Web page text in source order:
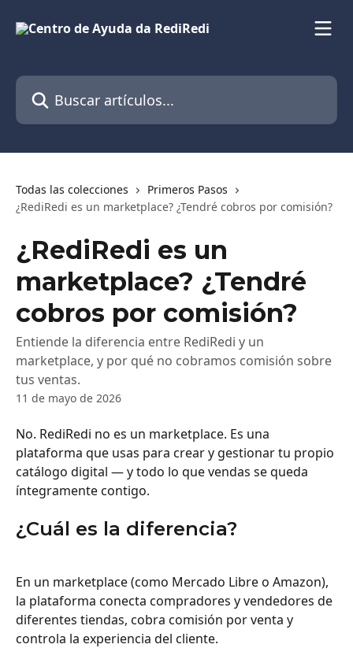
Buscar artículos...
Todas las colecciones
Primeros Pasos
¿RediRedi es un marketplace? ¿Tendré cobros por comisión?
¿RediRedi es un
marketplace? ¿Tendré
cobros por comisión?
Entiende la diferencia entre RediRedi y un
marketplace, y por qué no cobramos comisión sobre
tus ventas.
11 de mayo de 2026
No. RediRedi no es un marketplace. Es una
plataforma que usas para crear y gestionar tu propio
catálogo digital — y todo lo que vendas se queda
íntegramente contigo.
¿Cuál es la diferencia?
En un marketplace (como Mercado Libre o Amazon),
la plataforma conecta compradores y vendedores de
diferentes tiendas, cobra comisión por venta y
controla la experiencia del cliente.